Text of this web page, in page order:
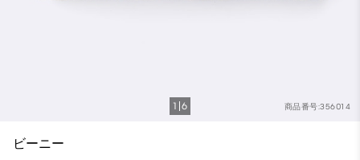
商品番号:356014
1 6
ビーニー